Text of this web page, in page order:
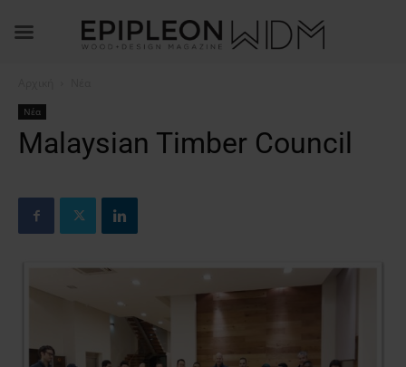
Νέα
Malaysian Timber Council